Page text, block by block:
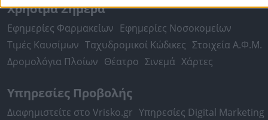
Χρήσιμα Σήμερα
Εφημερίες Φαρμακείων Εφημερίες Νοσοκομείων
Τιμές Καυσίμων Ταχυδρομικοί Κώδικες Στοιχεία Α.Φ.Μ.
Δρομολόγια Πλοίων Θέατρο Σινεμά Χάρτες
Υπηρεσίες Προβολής
Διαφημιστείτε στο Vrisko.gr Υπηρεσίες Digital Marketing